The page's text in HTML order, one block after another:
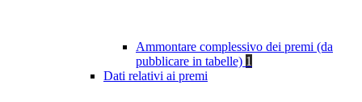
Ammontare complessivo dei premi (da
pubblicare in tabelle) 1
Dati relativi ai premi